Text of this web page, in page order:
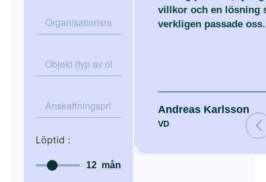
Löptid :
12 mån
villkor och en lösning
verkligen passade oss.
Andreas Karlsson
VD
partner vi litar på.
Maria Lindström
Ekonomichef
vårt arbetsflöde
Peter Nordin
VD
enkel och
Erik Sjöberg